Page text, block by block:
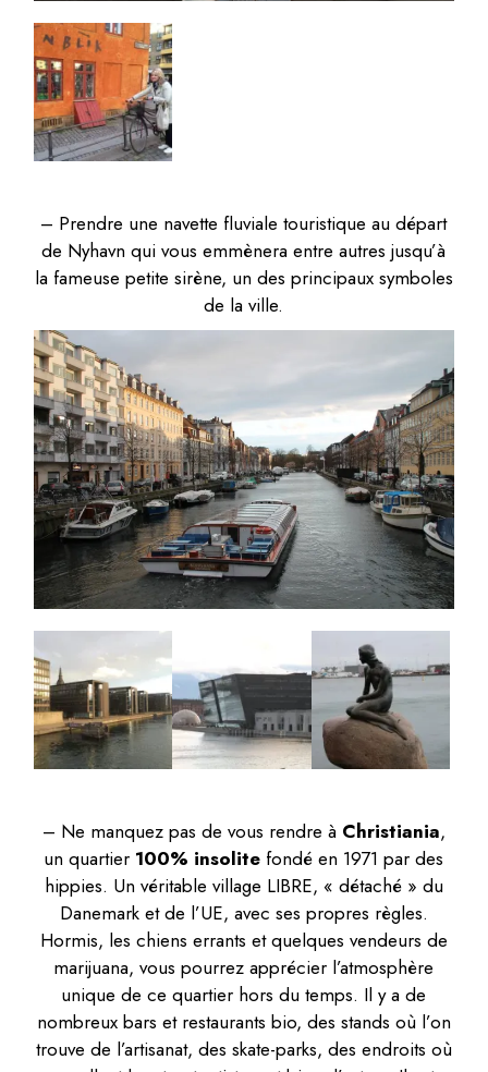
– Prendre une navette fluviale touristique au départ
de Nyhavn qui vous emmènera entre autres jusqu’à
la fameuse petite sirène, un des principaux symboles
de la ville.
– Ne manquez pas de vous rendre à Christiania,
un quartier 100% insolite fondé en 1971 par des
hippies. Un véritable village LIBRE, « détaché » du
Danemark et de l’UE, avec ses propres règles.
Hormis, les chiens errants et quelques vendeurs de
marijuana, vous pourrez apprécier l’atmosphère
unique de ce quartier hors du temps. Il y a de
nombreux bars et restaurants bio, des stands où l’on
trouve de l’artisanat, des skate-parks, des endroits où